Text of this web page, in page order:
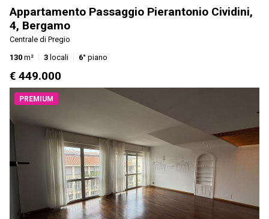
Appartamento Passaggio Pierantonio Cividini,
4, Bergamo
Centrale di Pregio
130 m² 3 locali 6° piano
€ 449.000
PREMIUM